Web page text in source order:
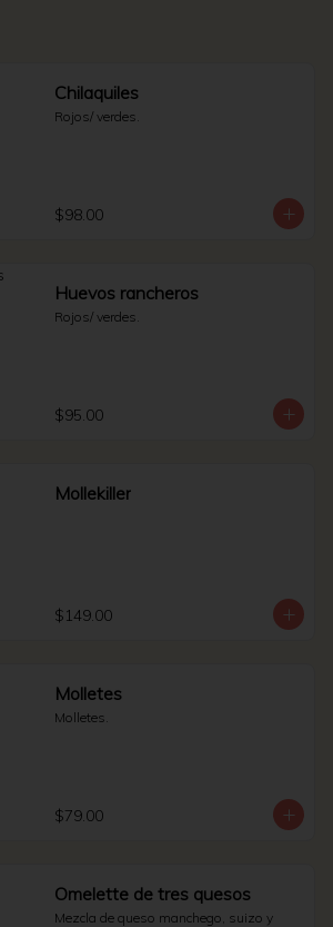
Chilaquiles
Rojos/ verdes.
$98.00
Huevos rancheros
Rojos/ verdes.
$95.00
Mollekiller
$149.00
Molletes
Molletes.
$79.00
Omelette de tres quesos
Mezcla de queso manchego, suizo y